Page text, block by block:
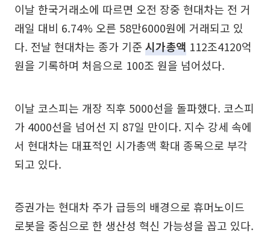
이날 한국거래소에 따르면 오전 장중 현대차는 전 거
래일 대비 6.74% 오른 58만6000원에 거래되고 있
다. 전날 현대차는 종가 기준 시가총액 112조4120억
원을 기록하며 처음으로 100조 원을 넘어섰다.
이날 코스피는 개장 직후 5000선을 돌파했다. 코스피
가 4000선을 넘어선 지 87일 만이다. 지수 강세 속에
서 현대차는 대표적인 시가총액 확대 종목으로 부각
되고 있다.
증권가는 현대차 주가 급등의 배경으로 휴머노이드
로봇을 중심으로 한 생산성 혁신 가능성을 꼽고 있다.